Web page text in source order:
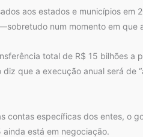
aos estados e municípios
num momento em
total de R$ 15 bilhões
que a execução anual será
contas específicas dos entes, o
está em negociação.